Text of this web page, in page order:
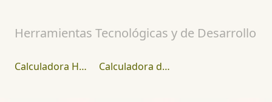
Herramientas Tecnológicas y de Desarrollo
Calculadora Hexadecimal Calculadora de Ancho de Banda